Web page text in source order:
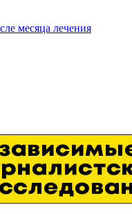
месяца лечения